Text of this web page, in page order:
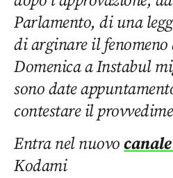
Parlamento, di una
di arginare il
Domenica a Instabul
sono date
contestare il
Entra nel nuovo
Kodami